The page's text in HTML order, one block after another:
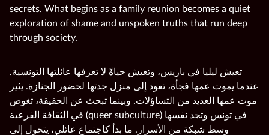
secrets. What begins as a family reunion becomes a quiet
exploration of shame and unspoken truths that run deep
through society.
تعيش ليليا في باريس، وتعيش حياةً لا تعرفها عائلتها التونسية.
عندما يموت عمها فجأة، تعود إلى منزل جدتها لحضور الجنازة. يثير
موت عمها العديد من التساؤلات. وبينما تبحث عن الحقيقة، تغوص
في الثقافة الفرعية (queer subculture) في تونس وتجد نفسها
وسط شبكة من الأسرار. ما بدأ كاجتماع عائلي، يتحول إلى